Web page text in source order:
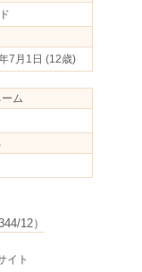
7月1日 (12歳)
ム
12）
イト